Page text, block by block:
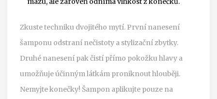
Zkuste techniku dvojitého mytí. První nanesení
šamponu odstraní nečistoty a stylizační zbytky.
Druhé nanesení pak čistí přímo pokožku hlavy a
umožňuje účinným látkám proniknout hlouběji.
Nemyjte konečky! Šampon aplikujte pouze na